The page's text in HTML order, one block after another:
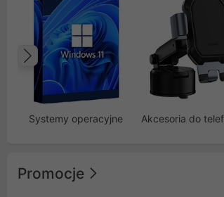
Systemy operacyjne
Poprzedni
Promocje